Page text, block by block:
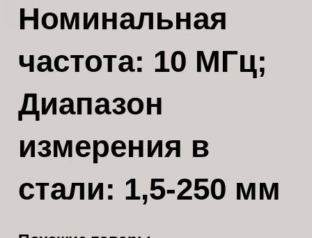
Номинальная
частота: 10 МГц;
Диапазон
измерения в
стали: 1,5-250 мм